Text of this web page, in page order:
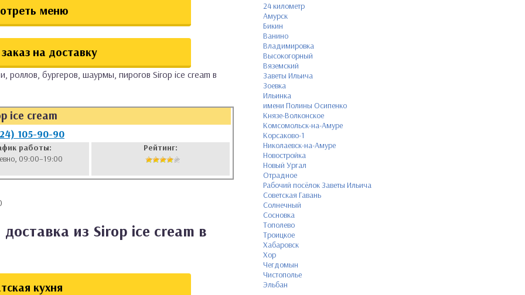
меню
на доставку
роллов, бургеров, шаурмы, пирогов Sirop ice cream в
ice cream
105-90-90
работы:
09:00–19:00
Рейтинг:
из Sirop ice cream в
кухня
24 километр
Амурск
Бикин
Ванино
Владимировка
Высокогорный
Вяземский
Заветы Ильича
Зоевка
Ильинка
имени Полины Осипенко
Князе-Волконское
Комсомольск-на-Амуре
Корсаково-1
Николаевск-на-Амуре
Новостройка
Новый Ургал
Отрадное
Рабочий посёлок Заветы Ильича
Советская Гавань
Солнечный
Сосновка
Тополево
Троицкое
Хабаровск
Хор
Чегдомын
Чистополье
Эльбан